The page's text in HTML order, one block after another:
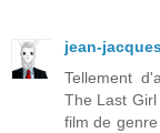
jean-
Tellement
The Last Girl
film de